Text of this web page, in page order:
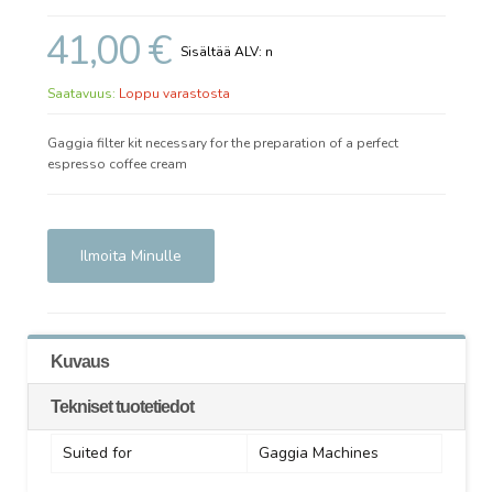
41,00 €
Saatavuus: Loppu varastosta
Gaggia filter kit necessary for the preparation of a perfect
espresso coffee cream
Ilmoita Minulle
Kuvaus
Tekniset tuotetiedot
Suited for Gaggia Machines